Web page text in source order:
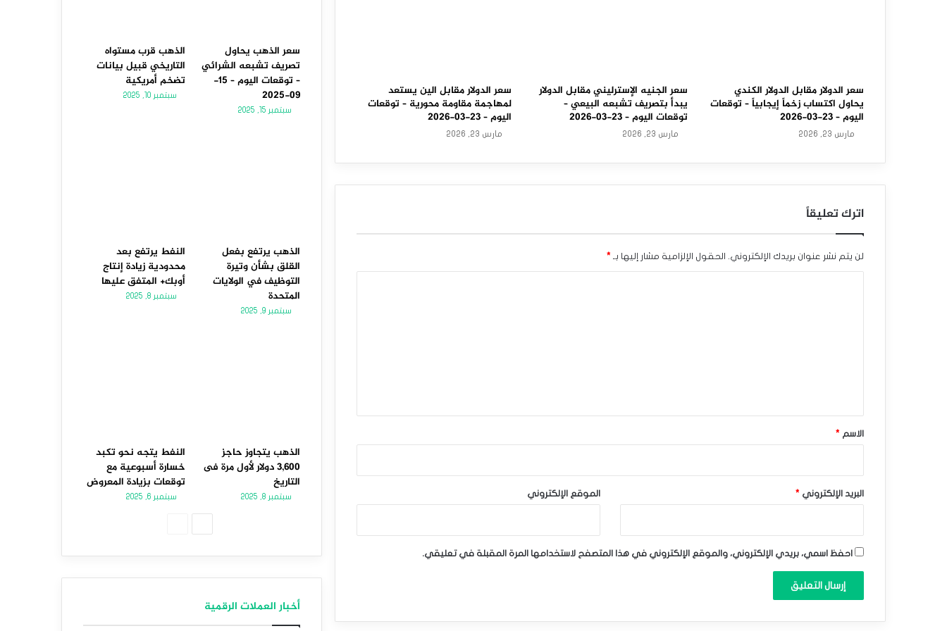
د
ي
ي
س
ت
م
ر
ب
ف
ا
ع
–
ت
و
ق
ع
سعر الدولار مقابل الدولار الكندي
يحاول اكتساب زخماً إيجابياً – توقعات
اليوم – 23-03-2026
مارس 23, 2026
سعر الجنيه الإسترليني مقابل الدولار
يبدأ بتصريف تشبعه البيعي –
توقعات اليوم – 23-03-2026
مارس 23, 2026
سعر الدولار مقابل الين يستعد
لمهاجمة مقاومة محورية – توقعات
اليوم – 23-03-2026
مارس 23, 2026
اترك تعليقاً
لن يتم نشر عنوان بريدك الإلكتروني. الحقول الإلزامية مشار إليها بـ *
*الاسم *
البريد الإلكتروني * الموقع الإلكتروني
احفظ اسمي، بريدي الإلكتروني، والموقع الإلكتروني في هذا المتصفح لاستخدامها المرة المقبلة في تعليقي.
سعر الذهب يحاول
تصريف تشبعه الشرائي
– توقعات اليوم – 15-
09-2025
سبتمبر 15, 2025
الذهب قرب مستواه
التاريخي قبيل بيانات
تضخم أمريكية
سبتمبر 10, 2025
الذهب يرتفع بفعل
القلق بشأن وتيرة
التوظيف في الولايات
المتحدة
سبتمبر 9, 2025
النفط يرتفع بعد
محدودية زيادة إنتاج
أوبك+ المتفق عليها
سبتمبر 8, 2025
الذهب يتجاوز حاجز
3,600 دولار لأول مرة فى
التاريخ
سبتمبر 8, 2025
النفط يتجه نحو تكبد
خسارة أسبوعية مع
توقعات بزيادة المعروض
سبتمبر 6, 2025
أخبار العملات الرقمية